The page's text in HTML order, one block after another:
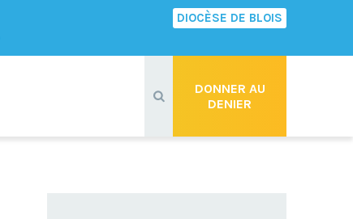
DIOCÈSE DE BLOIS
DONNER AU
DENIER